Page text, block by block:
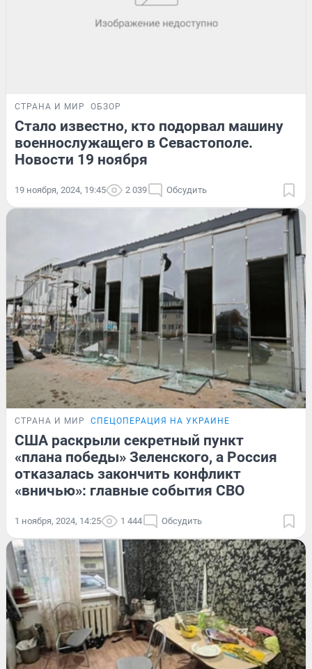
СТРАНА И МИР ОБЗОР
Стало известно, кто подорвал машину
военнослужащего в Севастополе.
Новости 19 ноября
19 ноября, 2024, 19:45 2 039 Обсудить
СТРАНА И МИР СПЕЦОПЕРАЦИЯ НА УКРАИНЕ
США раскрыли секретный пункт
«плана победы» Зеленского, а Россия
отказалась закончить конфликт
«вничью»: главные события СВО
1 ноября, 2024, 14:25 1 444 Обсудить